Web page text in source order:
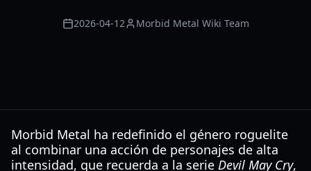
2026-04-12 Morbid Metal Wiki Team
Morbid Metal ha redefinido el género roguelite
al combinar una acción de personajes de alta
intensidad, que recuerda a la serie Devil May Cry,